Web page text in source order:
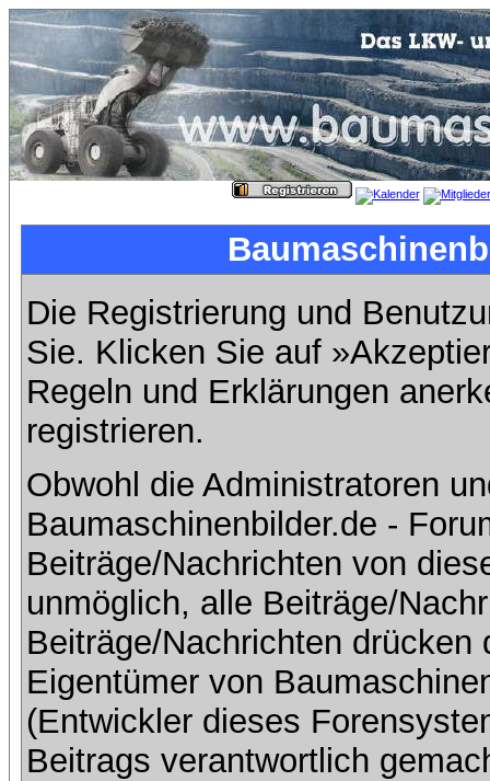
Die Registrierung und
Sie. Klicken Sie auf
Regeln und Erklärungen
registrieren.
Obwohl die Administratoren
Baumaschinenbilder.de -
Beiträge/Nachrichten von
unmöglich, alle Beiträge/
Beiträge/Nachrichten
Eigentümer von
(Entwickler dieses
Beitrags verantwortlich